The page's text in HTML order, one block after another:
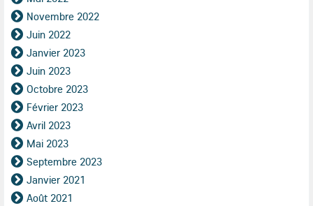
Novembre 2022
Juin 2022
Janvier 2023
Juin 2023
Octobre 2023
Février 2023
Avril 2023
Mai 2023
Septembre 2023
Janvier 2021
Août 2021